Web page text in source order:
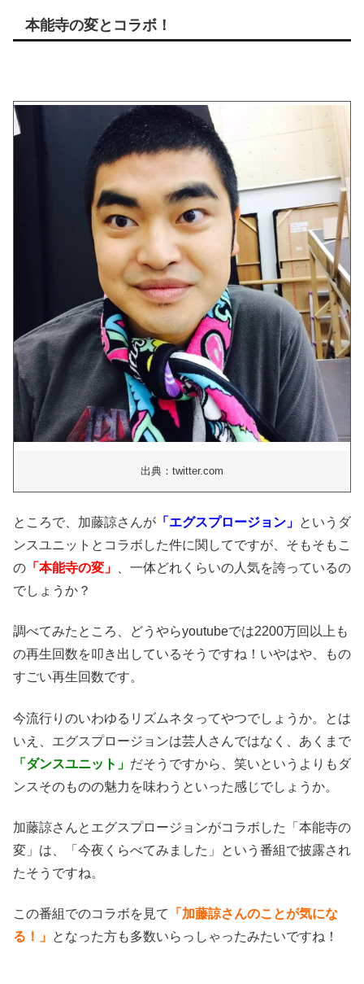
本能寺の変とコラボ！
出典：twitter.com
ところで、加藤諒さんが 「エグスプロージョン」 というダ
ンスユニットとコラボした件に関してですが、 そもそもこ
の 「本能寺の変」
、一体どれくらいの人気を誇っているの
でしょうか？
調べてみたところ、どうやらyoutubeでは2200万回以上も
の再生回数を叩き出しているそうですね！ いやはや、もの
すごい再生回数です。
今流行りのいわゆるリズムネタってやつでしょうか。
とは
いえ、エグスプロージョンは芸人さんではなく、あくまで
「ダンスユニット」 だそうですから、 笑いというよりもダ
ンスそのものの魅力を味わうといった感じでしょうか。
加藤諒さんとエグスプロージョンがコラボした「本能寺の
変」は、「今夜くらべてみました」という番組で披露され
たそうですね。
この番組でのコラボを見て
「加藤諒さんのことが気にな
る！」 となった方も多数いらっしゃったみたいですね！